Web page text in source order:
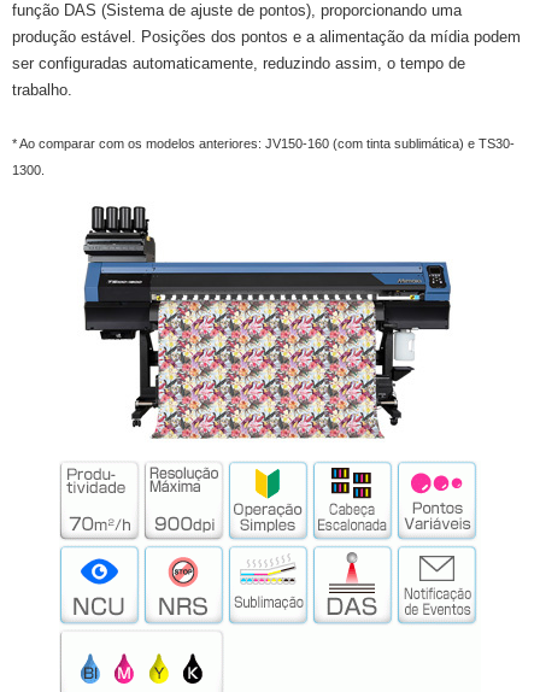
função DAS (Sistema de ajuste de pontos), proporcionando uma
produção estável. Posições dos pontos e a alimentação da mídia podem
ser configuradas automaticamente, reduzindo assim, o tempo de
trabalho.
* Ao comparar com os modelos anteriores: JV150-160 (com tinta sublimática) e TS30-
1300.